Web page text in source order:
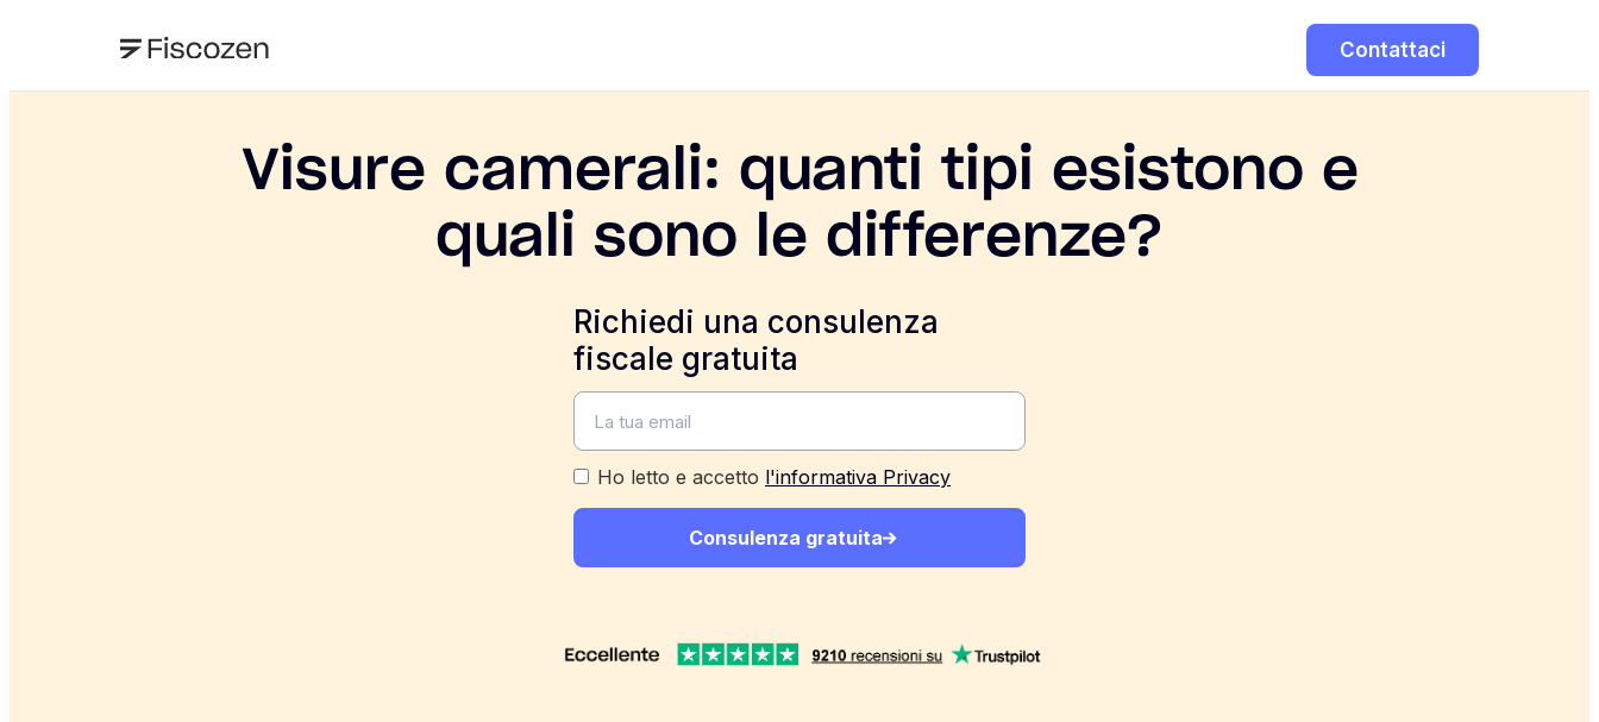
Contattaci
Visure camerali: quanti tipi esistono e
quali sono le differenze?
Richiedi una consulenza
fiscale gratuita
Ho letto e accetto l'informativa Privacy
Consulenza gratuita